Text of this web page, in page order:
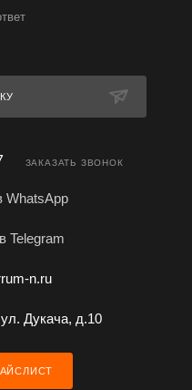
ЗАКАЗАТЬ ЗВОНОК
WhatsApp
Telegram
n.ru
Дукача, д.10